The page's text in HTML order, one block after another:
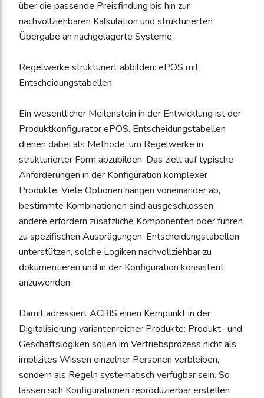
über die passende Preisfindung bis hin zur
nachvollziehbaren Kalkulation und strukturierten
Übergabe an nachgelagerte Systeme.
Regelwerke strukturiert abbilden: ePOS mit
Entscheidungstabellen
Ein wesentlicher Meilenstein in der Entwicklung ist der
Produktkonfigurator ePOS. Entscheidungs­tabellen
dienen dabei als Methode, um Regelwerke in
strukturierter Form abzubilden. Das zielt auf typische
Anforderungen in der Konfiguration komplexer
Produkte: Viele Optionen hängen voneinander ab,
bestimmte Kombinationen sind ausgeschlossen,
andere erfordern zusätzliche Komponenten oder führen
zu spezifischen Ausprägungen. Entscheidungstabellen
unterstützen, solche Logiken nachvollziehbar zu
dokumentieren und in der Konfiguration konsistent
anzuwenden.
Damit adressiert ACBIS einen Kernpunkt in der
Digitalisierung variantenreicher Produkte: Produkt- und
Geschäftslogiken sollen im Vertriebsprozess nicht als
implizites Wissen einzelner Personen verbleiben,
sondern als Regeln systematisch verfügbar sein. So
lassen sich Konfigurationen reproduzierbar erstellen